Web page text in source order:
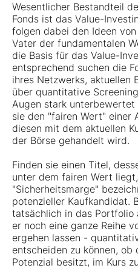
Wesentlicher Bestandteil
Fonds ist das Value-
folgen dabei den Ideen
Vater der fundamentalen
die Basis für das Value-
entsprechend suchen die
ihres Netzwerks, aktuellen
über quantitative
Augen stark unterbewertet
sie den "fairen Wert" einer
diesen mit dem aktuellen
der Börse gehandelt wird.
Finden sie einen Titel,
unter dem fairen Wert
"Sicherheitsmarge"
potenzieller Kaufkandidat.
tatsächlich in das Portfolio
er noch eine ganze Reihe
ergehen lassen -
entscheiden zu können,
Potenzial besitzt, im Kurs